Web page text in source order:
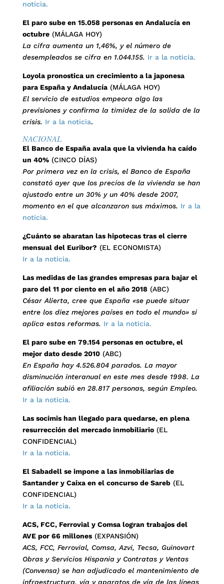
noticia.
El paro sube en 15.058 personas en Andalucía en
octubre(MÁLAGA HOY)
La cifra aumenta un 1,46%, y el número de
desempleados se cifra en 1.044.155. Ir a la noticia.
Loyola pronostica un crecimiento a la japonesa
para España y Andalucía(MÁLAGA HOY)
El servicio de estudios empeora algo las
previsiones y confirma la timidez de la salida de la
crisis. Ir a la noticia.
NACIONAL
El Banco de España avala que la vivienda ha caído
un 40%(CINCO DÍAS)
Por primera vez en la crisis, el Banco de España
constató ayer que los precios de la vivienda se han
ajustado entre un 30% y un 40% desde 2007,
momento en el que alcanzaron sus máximos. Ir a la
noticia.
¿Cuánto se abaratan las hipotecas tras el cierre
mensual del Euribor? (EL ECONOMISTA)
Ir a la noticia.
Las medidas de las grandes empresas para bajar el
paro del 11 por ciento en el año 2018(ABC)
César Alierta, cree que España «se puede situar
entre los diez mejores países en todo el mundo» si
aplica estas reformas. Ir a la noticia.
El paro sube en 79.154 personas en octubre, el
mejor dato desde 2010(ABC)
En España hay 4.526.804 parados. La mayor
disminución interanual en este mes desde 1998. La
afiliación subió en 28.817 personas, según Empleo.
Ir a la noticia.
Las socimis han llegado para quedarse, en plena
resurrección del mercado inmobiliario(EL
CONFIDENCIAL)
Ir a la noticia.
El Sabadell se impone a las inmobiliarias de
Santander y Caixa en el concurso de Sareb(EL
CONFIDENCIAL)
Ir a la noticia.
ACS, FCC, Ferrovial y Comsa logran trabajos del
AVE por 66 millones(EXPANSIÓN)
ACS, FCC, Ferrovial, Comsa, Azvi, Tecsa, Guinovart
Obras y Servicios Hispania y Contratas y Ventas
(Convensa) se han adjudicado el mantenimiento de
infraestructura, vía y aparatos de vía de las líneas